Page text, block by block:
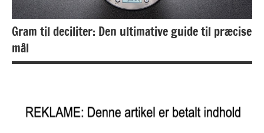
Gram til deciliter: Den ultimative guide til præcise
mål